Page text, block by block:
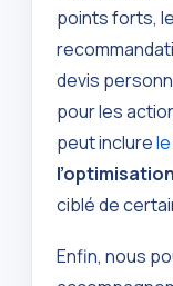
points forts,
devis
pour les
peut inclure
ciblé de
Enfin, nous